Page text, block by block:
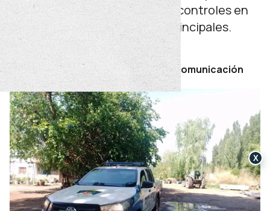
subsecretaría de Trabajo, con controles en
establecimientos y accesos principales.
domingo 16 de noviembre de 2025
Por Secretaría de Prensa y Comunicación
X